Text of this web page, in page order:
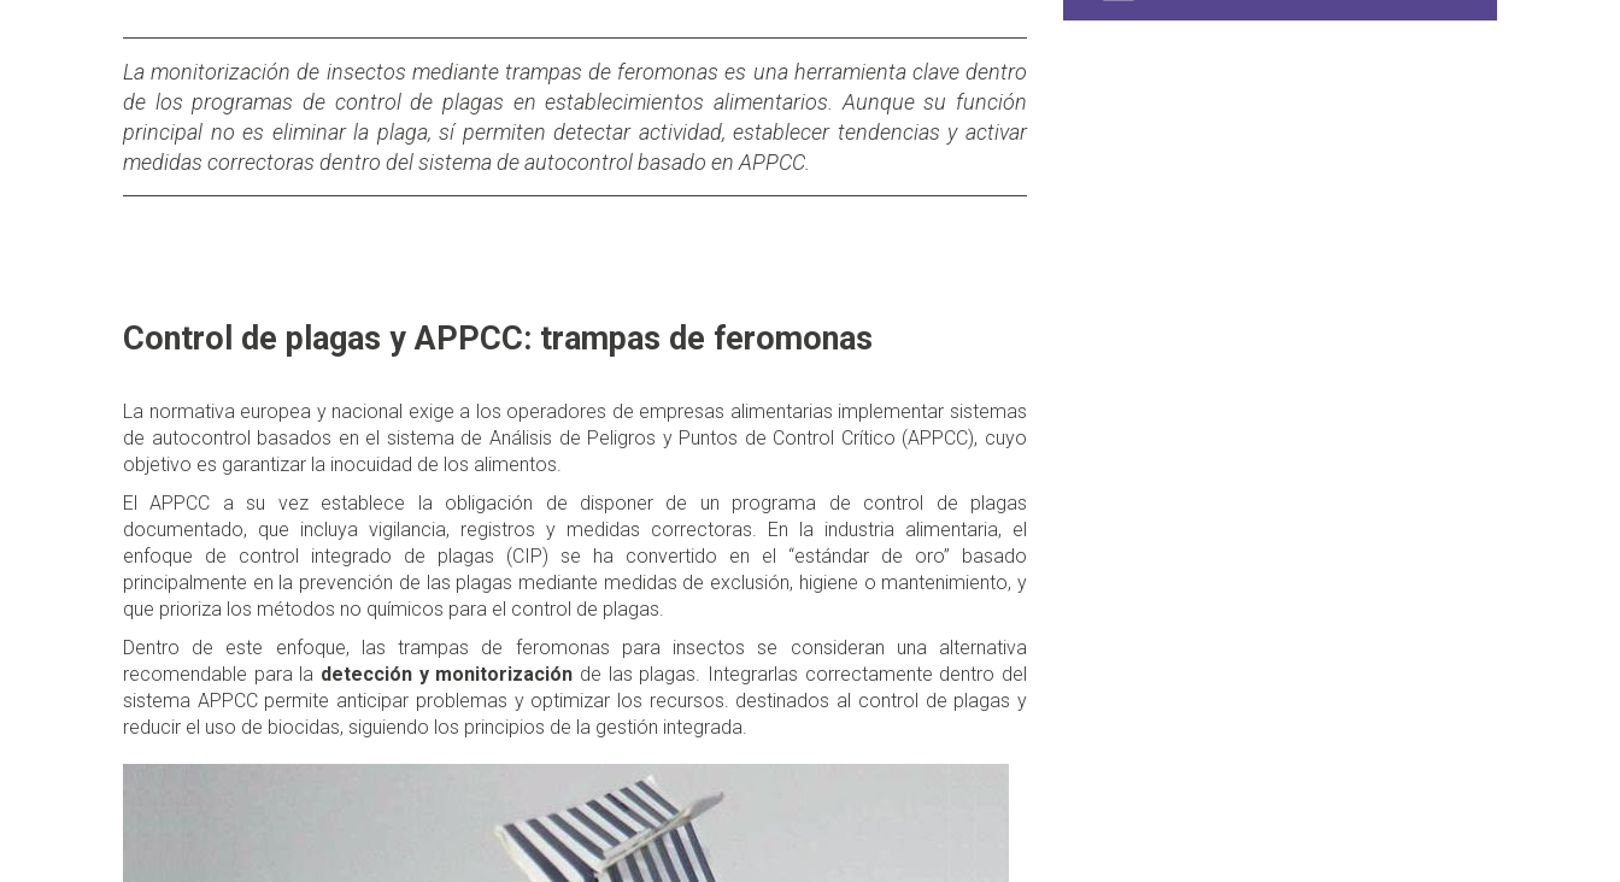
La monitorización de insectos mediante trampas de feromonas es una herramienta clave dentro
de los programas de control de plagas en establecimientos alimentarios. Aunque su función
principal no es eliminar la plaga, sí permiten detectar actividad, establecer tendencias y activar
medidas correctoras dentro del sistema de autocontrol basado en APPCC.
Control de plagas y APPCC: trampas de feromonas
La normativa europea y nacional exige a los operadores de empresas alimentarias implementar sistemas
de autocontrol basados en el sistema de Análisis de Peligros y Puntos de Control Crítico (APPCC), cuyo
objetivo es garantizar la inocuidad de los alimentos.
El APPCC a su vez establece la obligación de disponer de un programa de control de plagas
documentado, que incluya vigilancia, registros y medidas correctoras. En la industria alimentaria, el
enfoque de control integrado de plagas (CIP) se ha convertido en el “estándar de oro” basado
principalmente en la prevención de las plagas mediante medidas de exclusión, higiene o mantenimiento, y
que prioriza los métodos no químicos para el control de plagas.
Dentro de este enfoque, las trampas de feromonas para insectos se consideran una alternativa
recomendable para la detección y monitorización de las plagas. Integrarlas correctamente dentro del
sistema APPCC permite anticipar problemas y optimizar los recursos. destinados al control de plagas y
reducir el uso de biocidas, siguiendo los principios de la gestión integrada.